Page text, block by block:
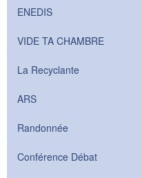
ENEDIS
VIDE TA CHAMBRE
La Recyclante
ARS
Randonnée
Conférence Débat